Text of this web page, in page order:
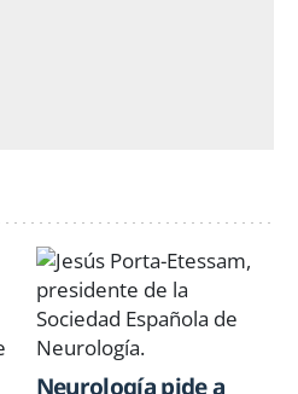
Neurología pide a